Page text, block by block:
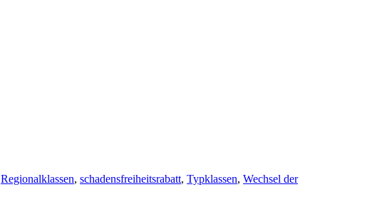
Regionalklassen, schadensfreiheitsrabatt, Typklassen, Wechsel der